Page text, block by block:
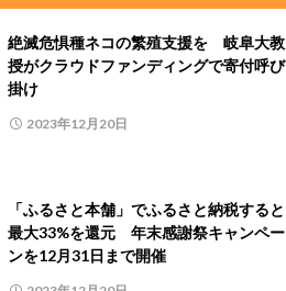
絶滅危惧種ネコの繁殖支援を 岐阜大教
授がクラウドファンディングで寄付呼び
掛け
2023年12月20日
「ふるさと本舗」でふるさと納税すると
最大33%を還元 年末感謝祭キャンペー
ンを12月31日まで開催